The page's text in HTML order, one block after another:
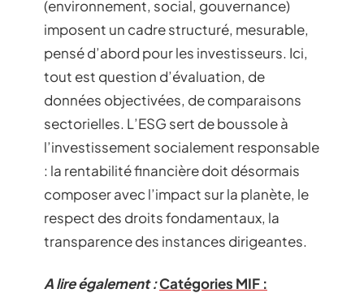
(environnement, social, gouvernance)
imposent un cadre structuré, mesurable,
pensé d’abord pour les investisseurs. Ici,
tout est question d’évaluation, de
données objectivées, de comparaisons
sectorielles. L’ESG sert de boussole à
l’investissement socialement responsable
: la rentabilité financière doit désormais
composer avec l’impact sur la planète, le
respect des droits fondamentaux, la
transparence des instances dirigeantes.
A lire également :Catégories MIF :